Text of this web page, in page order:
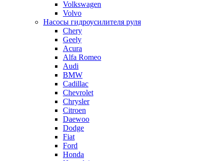
Volkswagen
Volvo
Насосы гидроусилителя руля
Chery
Geely
Acura
Alfa Romeo
Audi
BMW
Cadillac
Chevrolet
Chrysler
Citroen
Daewoo
Dodge
Fiat
Ford
Honda